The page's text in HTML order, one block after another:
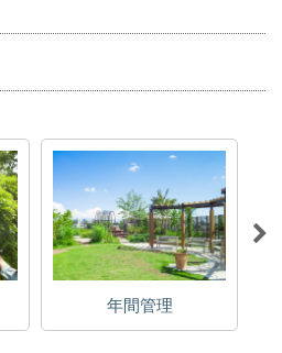
年間管理